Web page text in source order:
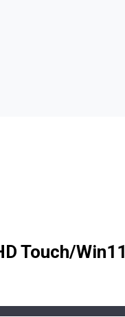
Touch/Win11